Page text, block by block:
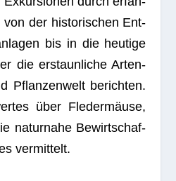
von der his­to­ri­schen Ent­
bis in die heu­tige
die erstaun­li­che Arten­
Pflan­zen­welt berich­ten.
über Fle­der­mäuse,
natur­nahe Bewirt­schaf­
vermittelt.